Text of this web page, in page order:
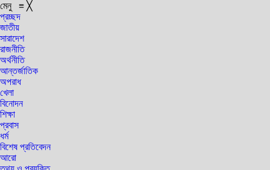
মেনু ≡ ╳
প্রচ্ছদ
জাতীয়
সারাদেশ
রাজনীতি
অর্থনীতি
আন্তর্জাতিক
অপরাধ
খেলা
বিনোদন
শিক্ষা
প্রবাস
ধর্ম
বিশেষ প্রতিবেদন
আরো